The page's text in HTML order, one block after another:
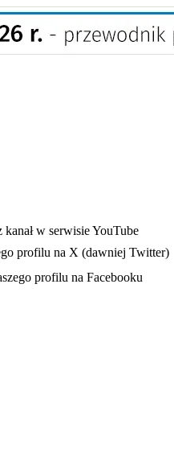
nowej karcie
kanał w serwisie YouTube
profilu na X (dawniej Twitter)
w nowej karcieprofilu na Facebooku